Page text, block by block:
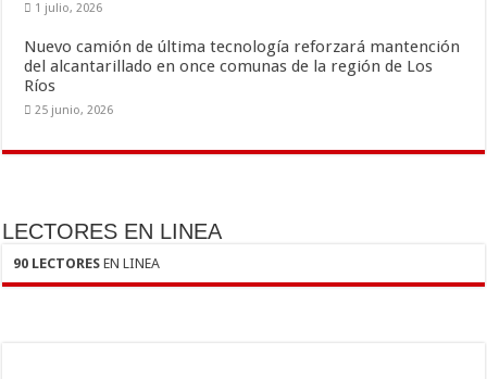
1 julio, 2026
Nuevo camión de última tecnología reforzará mantención
del alcantarillado en once comunas de la región de Los
Ríos
25 junio, 2026
LECTORES EN LINEA
90 LECTORES EN LINEA